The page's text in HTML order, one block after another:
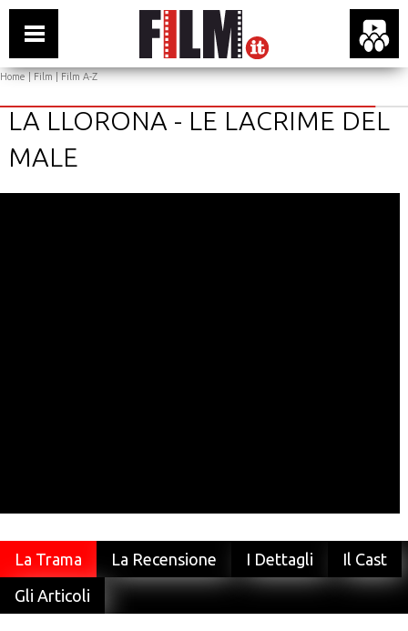
Home|Film|Film A-Z
LA LLORONA - LE LACRIME DEL
MALE
La Trama La Recensione I Dettagli
Il Cast
Gli Articoli